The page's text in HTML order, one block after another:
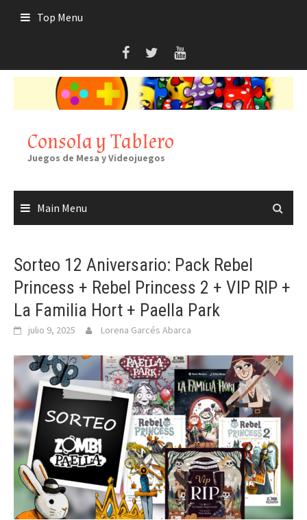
Top Menu
Consola y Tablero
Juegos de Mesa y Videojuegos
Main Menu
Sorteo 12 Aniversario: Pack Rebel
Princess + Rebel Princess 2 + VIP RIP +
La Familia Hort + Paella Park
julio 9, 2025 Lorena Garcés Abarca